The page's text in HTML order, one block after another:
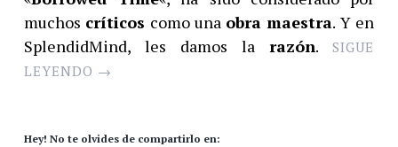
muchos críticos como una obra maestra. Y en
SplendidMind, les damos la razón. SIGUE
LEYENDO →
Hey! No te olvides de compartirlo en: